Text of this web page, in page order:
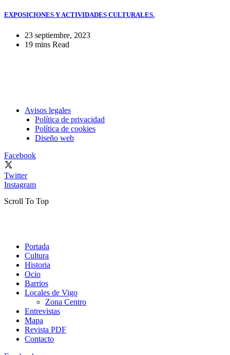
EXPOSICIONES Y ACTIVIDADES CULTURALES.
23 septiembre, 2023
19 mins Read
Avisos legales
Política de privacidad
Política de cookies
Diseño web
Facebook
Twitter
Instagram
Scroll To Top
Portada
Cultura
Historia
Ocio
Barrios
Locales de Vigo
Zona Centro
Entrevistas
Mapa
Revista PDF
Contacto